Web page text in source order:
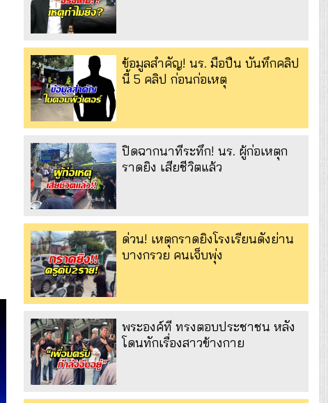
ข้อมูลสำคัญ! นร. มือปืน บันทึกคลิป
นี้ 5 คลิป ก่อนก่อเหตุ
ปิดฉากนาทีระทึก! นร. ผู้ก่อเหตุก
ราดยิง เสียชีวิตแล้ว
ด่วน! เหตุกราดยิงโรงเรียนดังย่าน
บางกรวย คนเจ็บพุ่ง
พระองค์ที ทรงตอบประชาชน หลัง
โดนทักเรื่องสาวข้างกาย